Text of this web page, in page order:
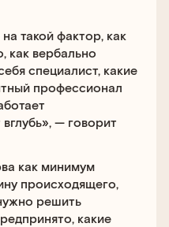
такой фактор, как
как вербально
специалист, какие
профессионал
— говорит
как минимум
происходящего,
решить
какие